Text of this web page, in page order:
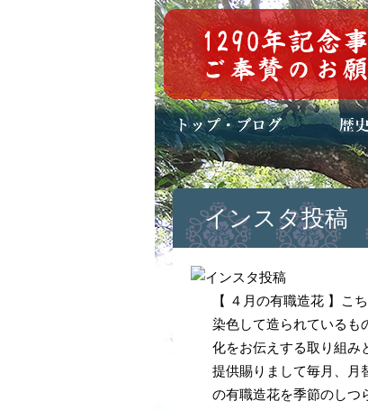
トップページ
ブログ(日々八百万)
お知らせ一覧 歴史・
年中行
メディ
インスタ投稿
【 ４月の有職造花 】こ
染色して造られているも
化をお伝えする取り組み
提供賜りまして毎月、月
の有職造花を季節のしつ